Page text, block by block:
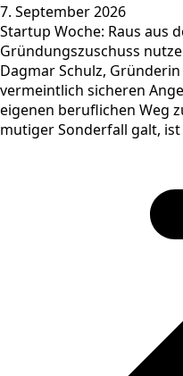
7. September 2026
Startup Woche: Raus aus
Gründungszuschuss
Dagmar Schulz, Gründerin
vermeintlich sicheren
eigenen beruflichen Weg
mutiger Sonderfall galt, ist